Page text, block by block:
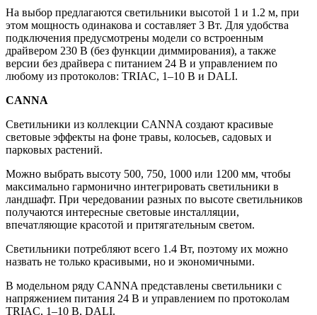
На выбор предлагаются светильники высотой 1 и 1.2 м, при
этом мощность одинакова и составляет 3 Вт. Для удобства
подключения предусмотрены модели со встроенным
драйвером 230 В (без функции диммирования), а также
версии без драйвера с питанием 24 В и управлением по
любому из протоколов: TRIAC, 1–10 В и DALI.
CANNA
Светильники из коллекции CANNA создают красивые
световые эффекты на фоне травы, колосьев, садовых и
парковых растений.
Можно выбрать высоту 500, 750, 1000 или 1200 мм, чтобы
максимально гармонично интегрировать светильники в
ландшафт. При чередовании разных по высоте светильников
получаются интересные световые инсталляции,
впечатляющие красотой и притягательным светом.
Светильники потребляют всего 1.4 Вт, поэтому их можно
назвать не только красивыми, но и экономичными.
В модельном ряду CANNA представлены светильники с
напряжением питания 24 В и управлением по протоколам
TRIAC, 1–10 В, DALI.